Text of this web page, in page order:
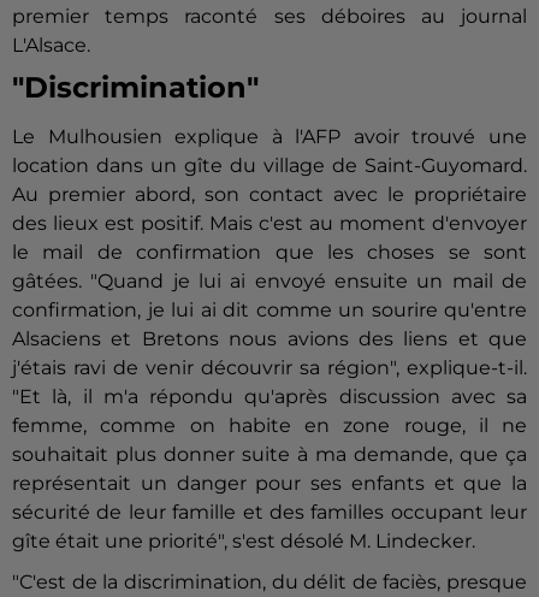
premier temps raconté ses déboires au journal
L'Alsace.
"Discrimination"
Le Mulhousien explique à l'AFP avoir trouvé une
location dans un gîte du village de Saint-Guyomard.
Au premier abord, son contact avec le propriétaire
des lieux est positif. Mais c'est au moment d'envoyer
le mail de confirmation que les choses se sont
gâtées. "Quand je lui ai envoyé ensuite un mail de
confirmation, je lui ai dit comme un sourire qu'entre
Alsaciens et Bretons nous avions des liens et que
j'étais ravi de venir découvrir sa région", explique-t-il.
"Et là, il m'a répondu qu'après discussion avec sa
femme, comme on habite en zone rouge, il ne
souhaitait plus donner suite à ma demande, que ça
représentait un danger pour ses enfants et que la
sécurité de leur famille et des familles occupant leur
gîte était une priorité", s'est désolé M. Lindecker.
"C'est de la discrimination, du délit de faciès, presque